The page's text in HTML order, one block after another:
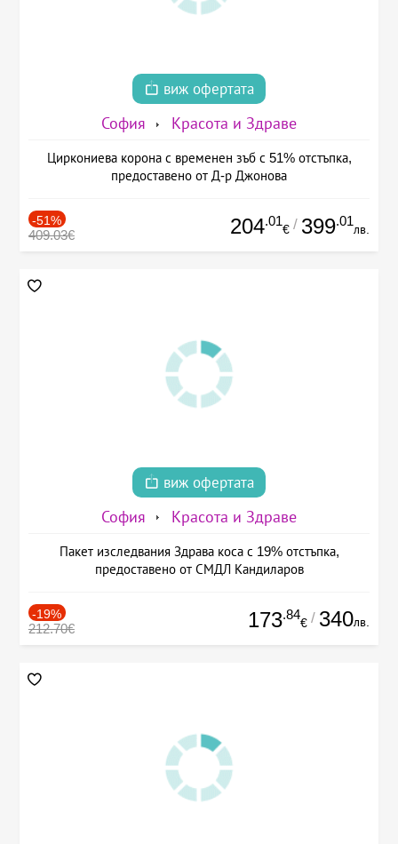
виж офертата
София Красота и Здраве
Циркониева корона с временен зъб с 51% отстъпка,
предоставено от Д-р Джонова
-51%
409.03€ 204.01
€ / 399.01
лв.
виж офертата
София Красота и Здраве
Пакет изследвания Здрава коса с 19% отстъпка,
предоставено от СМДЛ Кандиларов
-19%
212.70€ 173.84
€ / 340лв.